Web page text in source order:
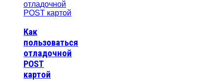
Как
пользоваться
отладочной
POST
картой